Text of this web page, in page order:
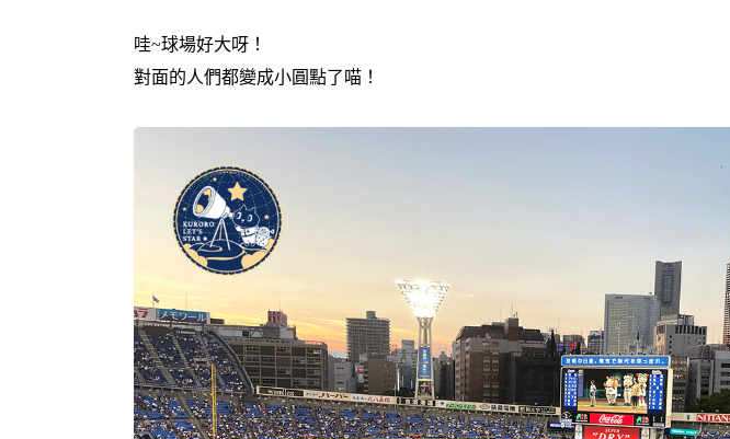
哇~球場好大呀！
對面的人們都變成小圓點了喵！